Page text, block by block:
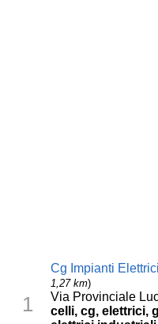
1
Cg Impianti
1,27 km)
Via Provinciale
celli, cg, elettrici,